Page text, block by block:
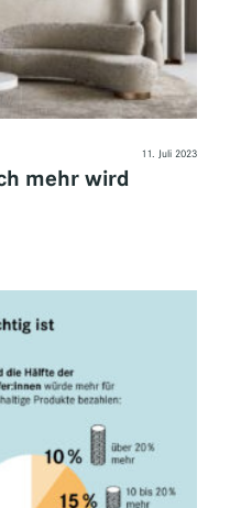
11. Juli 2023
mehr wird